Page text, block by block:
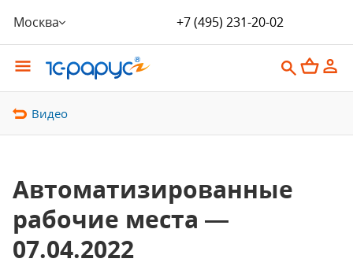
Москва +7 (495) 231-20-02
Видео
Автоматизированные
рабочие места —
07.04.2022